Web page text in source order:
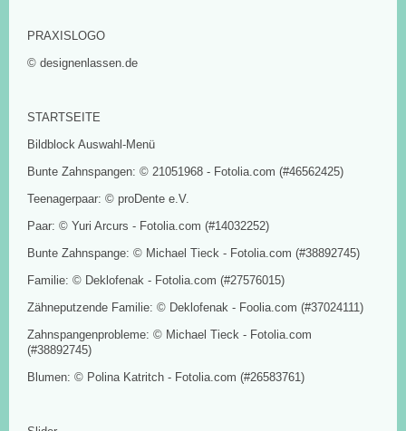
PRAXISLOGO
© designenlassen.de
STARTSEITE
Bildblock Auswahl-Menü
Bunte Zahnspangen: © 21051968 - Fotolia.com (#46562425)
Teenagerpaar: © proDente e.V.
Paar: © Yuri Arcurs - Fotolia.com (#14032252)
Bunte Zahnspange: © Michael Tieck - Fotolia.com (#38892745)
Familie: © Deklofenak - Fotolia.com (#27576015)
Zähneputzende Familie: © Deklofenak - Foolia.com (#37024111)
Zahnspangenprobleme: © Michael Tieck - Fotolia.com
(#38892745)
Blumen: © Polina Katritch - Fotolia.com (#26583761)